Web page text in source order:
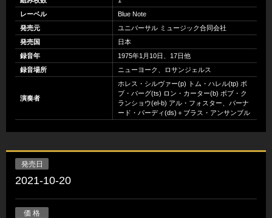
レーベル
Blue Note
発売元
ユニバーサル ミュージック合同会社
発売国
日本
録音年
1975年1月10日、17日他
録音場所
ニューヨーク、ロサンジェルス
演奏者
ホレス・シルヴァー(p) トム・ハレル(tp) ボ
ブ・バーグ(ts) ロン・カーター(b) ボブ・ク
ランショウ(el-b) アル・フォスター、バーナ
ード・パーディ(ds)＋ブラス・アンサンブル
発売日
2021-10-20
価 格